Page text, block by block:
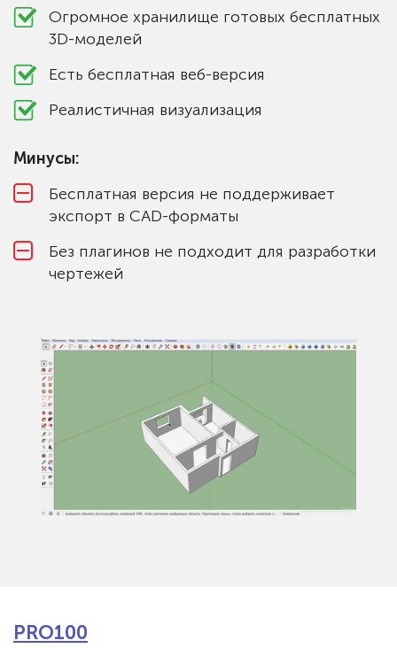
Огромное хранилище готовых бесплатных
3D-моделей
Есть бесплатная веб-версия
Реалистичная визуализация
Минусы:
Бесплатная версия не поддерживает
экспорт в CAD-форматы
Без плагинов не подходит для разработки
чертежей
PRO100